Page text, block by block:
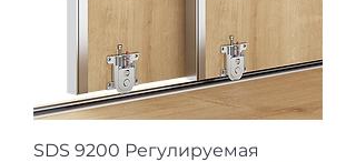
SDS 9200 Регулируемая